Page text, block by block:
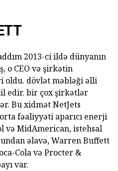
2013-ci ildə dünyanın
o CEO və şirkətin
oldu. dövlət məbləği əlli
edir. bir çox şirkətlər
Bu xidmət NetJets
fəaliyyəti aparıcı enerji
MidAmerican, istehsal
əlavə, Warren Buffett
Cola və Procter &
var.